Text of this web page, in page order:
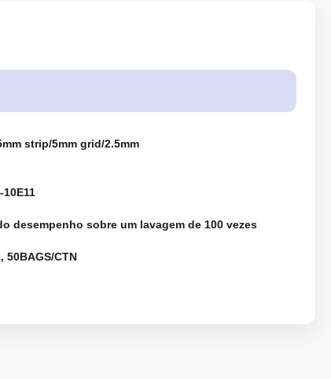
strip/5mm grid/2.5mm
10E11
desempenho sobre um lavagem de 100 vezes
50BAGS/CTN